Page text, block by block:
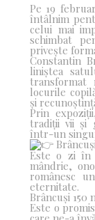
Pe 19
întâlnim
celui mai
schimbat
privește
Constantin
liniștea
transformat
locurile
și
Prin
tradiții vii și
într-un
Este o zi în
mândrie,
românesc
eternitate.
Brâncuși 150
Este o